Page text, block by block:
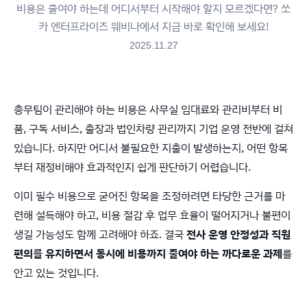
비용은 줄여야 하는데 어디서부터 시작해야 할지 모르겠다면? 쏘
카 엔터프라이즈 웨비나에서 지금 바로 확인해 보세요!
2025.11.27
총무팀이 관리해야 하는 비용은 사무실 임대료와 관리비부터 비
품, 구독 서비스, 출장과 법인차량 관리까지 기업 운영 전반에 걸쳐
있습니다. 하지만 어디서 불필요한 지출이 발생하는지, 어떤 항목
부터 재정비해야 효과적인지 쉽게 판단하기 어렵습니다.
이미 필수 비용으로 굳어진 항목을 조정하려면 타당한 근거를 마
련해 설득해야 하고, 비용 절감 후 업무 효율이 떨어지거나 불편이
생길 가능성도 함께 고려해야 하죠. 결국전사 운영 안정성과 직원
편의를 유지하면서 동시에 비용까지 줄여야 하는 까다로운 과제를
안고 있는 것입니다.